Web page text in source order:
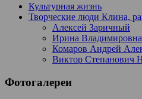
Культурная жизнь
Творческие люди Клина,
Алексей Заричный
Ирина
Комаров Андрей
Виктор Степанович
Фотогалереи